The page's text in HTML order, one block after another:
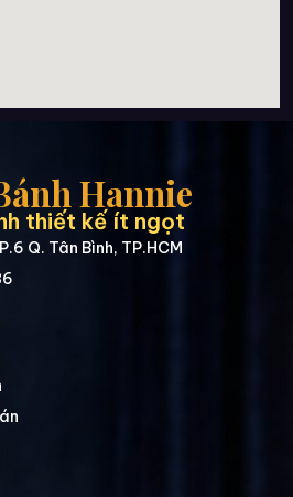
Hannie
thiết kế ít ngọt
Q. Tân Bình, TP.HCM